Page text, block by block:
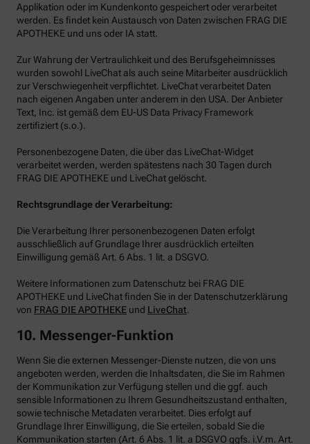
Applikation oder im Kundenkonto gespeichert oder verarbeitet
werden. Es findet kein Austausch von Daten zwischen FRAG DIE
APOTHEKE und uns oder IA statt.
Zur Wahrung der Vertraulichkeit und des Berufsgeheimnisses
wurden sowohl LiveChat als auch seine Mitarbeiter ausdrücklich
zur Verschwiegenheit verpflichtet. LiveChat verarbeitet Daten
nach eigenen Angaben unter anderem in den USA. Der Anbieter
Text, Inc. ist gemäß dem EU-US Data Privacy Framework
zertifiziert (s.o.).
Personenbezogene Daten, die über das LiveChat-Widget
verarbeitet werden, werden spätestens nach 30 Tagen durch
FRAG DIE APOTHEKE und LiveChat gelöscht.
Rechtsgrundlage der Verarbeitung:
Die Verarbeitung Ihrer personenbezogenen Daten erfolgt
ausschließlich auf Grundlage Ihrer ausdrücklich erteilten
Einwilligung gemäß Art. 6 Abs. 1 lit. a DSGVO.
Weitere Informationen zum Datenschutz bei FRAG DIE
APOTHEKE und LiveChat finden Sie in der Datenschutzerklärung
von FRAG DIE APOTHEKE und LiveChat
10. Messenger-Funktion
Wenn Sie die externen Messenger-Dienste nutzen, die von uns
angeboten werden, werden die Inhaltsdaten, die Sie im Rahmen
der Kommunikation zur Verfügung stellen und die ggf. auch
sensible Informationen zu Ihrem Gesundheitszustand enthalten,
sowie technische Metadaten verarbeitet. Dies erfolgt auf
Grundlage Ihrer Einwilligung, die Sie erteilen, sobald Sie die
Kommunikation starten (Art. 6 Abs. 1 lit. a DSGVO ggfs. i.V.m. Art.